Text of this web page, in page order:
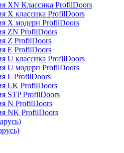
XN Классика ProfilDoors
Х классика ProfilDoors
Х модерн ProfilDoors
ZN ProfilDoors
Z ProfilDoors
Е ProfilDoors
U классика ProfilDoors
U модерн ProfilDoors
L ProfilDoors
LK ProfilDoors
STP ProfilDoors
N ProfilDoors
NK ProfilDoors